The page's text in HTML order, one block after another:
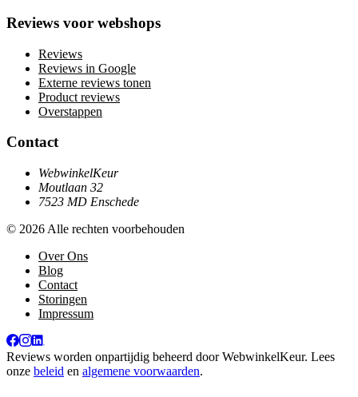
Reviews voor webshops
Reviews
Reviews in Google
Externe reviews tonen
Product reviews
Overstappen
Contact
WebwinkelKeur
Moutlaan 32
7523 MD Enschede
© 2026 Alle rechten voorbehouden
Over Ons
Blog
Contact
Storingen
Impressum
Reviews worden onpartijdig beheerd doorWebwinkelKeur. Lees
onze beleid en algemene voorwaarden.